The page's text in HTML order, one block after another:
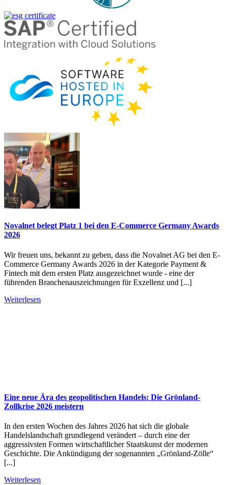
Novalnet belegt Platz 1 bei den E-Commerce Germany Awards
2026
Wir freuen uns, bekannt zu geben, dass die Novalnet AG bei den E-
Commerce Germany Awards 2026 in der Kategorie Payment &
Fintech mit dem ersten Platz ausgezeichnet wurde - eine der
führenden Branchenauszeichnungen für Exzellenz und [...]
Weiterlesen
Eine neue Ära des geopolitischen Handels: Die Grönland-
Zollkrise 2026 meistern
In den ersten Wochen des Jahres 2026 hat sich die globale
Handelslandschaft grundlegend verändert – durch eine der
aggressivsten Formen wirtschaftlicher Staatskunst der modernen
Geschichte. Die Ankündigung der sogenannten „Grönland-Zölle“
[...]
Weiterlesen